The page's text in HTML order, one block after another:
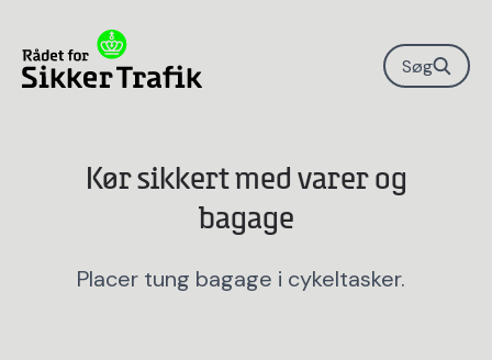
Søg
Kør sikkert med varer og
bagage
Placer tung bagage i cykeltasker.